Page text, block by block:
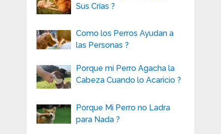
Sus Crías ?
Como los Perros Ayudan a
las Personas ?
Porque mi Perro Agacha la
Cabeza Cuando lo Acaricio ?
Porque Mi Perro no Ladra
para Nada ?